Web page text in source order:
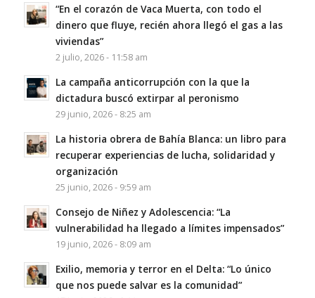
“En el corazón de Vaca Muerta, con todo el
dinero que fluye, recién ahora llegó el gas a las
viviendas”
2 julio, 2026 - 11:58 am
La campaña anticorrupción con la que la
dictadura buscó extirpar al peronismo
29 junio, 2026 - 8:25 am
La historia obrera de Bahía Blanca: un libro para
recuperar experiencias de lucha, solidaridad y
organización
25 junio, 2026 - 9:59 am
Consejo de Niñez y Adolescencia: “La
vulnerabilidad ha llegado a límites impensados”
19 junio, 2026 - 8:09 am
Exilio, memoria y terror en el Delta: “Lo único
que nos puede salvar es la comunidad”